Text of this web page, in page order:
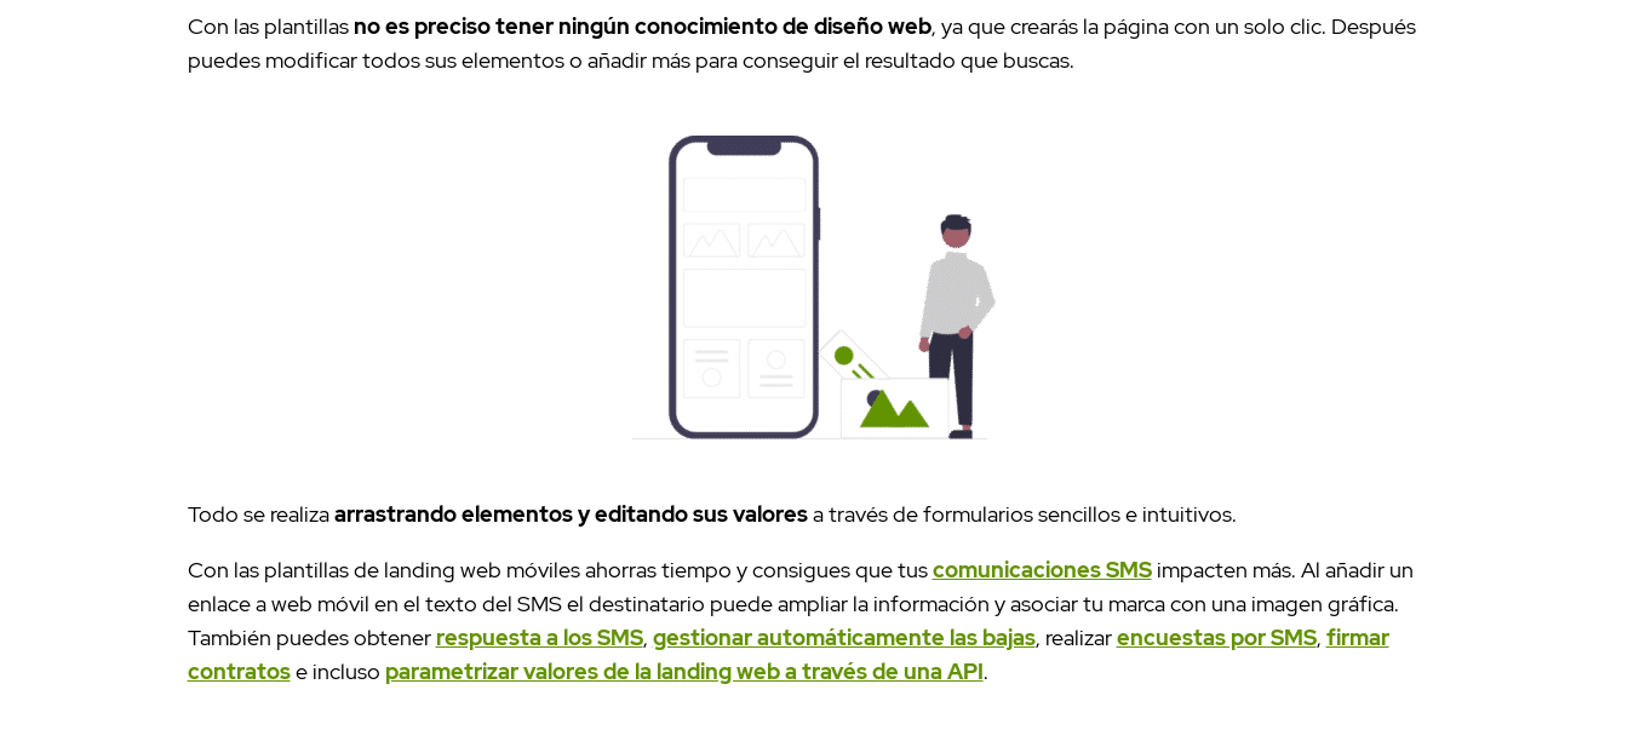
Con las plantillas no es preciso tener ningún conocimiento de diseño web, ya que crearás la página con un solo clic. Después
puedes modificar todos sus elementos o añadir más para conseguir el resultado que buscas.
Todo se realizaarrastrando elementos y editando sus valoresa través de formularios sencillos e intuitivos.
Con las plantillas de landing web móviles ahorras tiempo y consigues que tuscomunicaciones SMSimpacten más. Al añadir un
enlace a web móvil en el texto del SMS el destinatario puede ampliar la información y asociar tu marca con una imagen gráfica.
También puedes obtener respuesta a los SMS, gestionar automáticamente las bajas, realizarencuestas por SMS, firmar
contratose incluso parametrizar valores de la landing web a través de una API.